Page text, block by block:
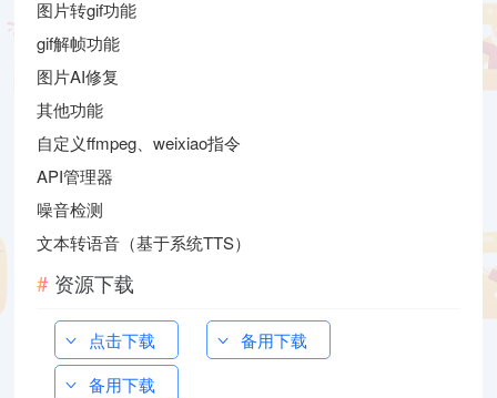
图片转gif功能
gif解帧功能
图片AI修复
其他功能
自定义ffmpeg、weixiao指令
API管理器
噪音检测
文本转语音（基于系统TTS）
资源下载
点击下载
备用下载
备用下载